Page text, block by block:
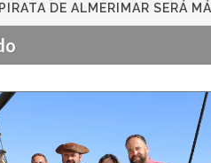
DE ALMERIMAR SERÁ